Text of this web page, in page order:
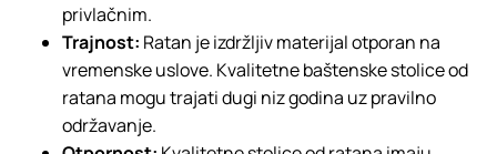
privlačnim.
Trajnost: Ratan je izdržljiv materijal otporan na
vremenske uslove. Kvalitetne baštenske stolice od
ratana mogu trajati dugi niz godina uz pravilno
održavanje.